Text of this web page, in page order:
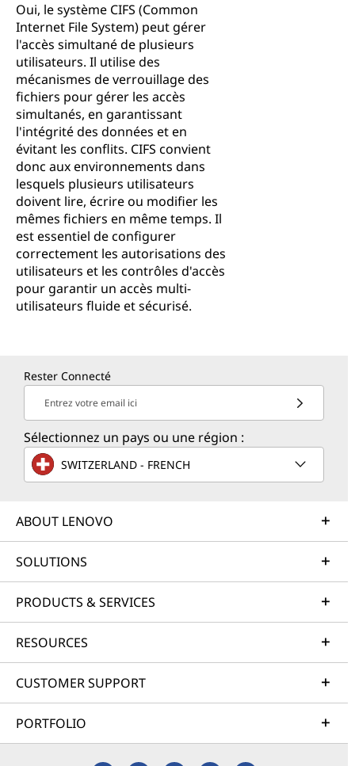
Oui, le système CIFS (Common
Internet File System) peut gérer
l'accès simultané de plusieurs
utilisateurs. Il utilise des
mécanismes de verrouillage des
fichiers pour gérer les accès
simultanés, en garantissant
l'intégrité des données et en
évitant les conflits. CIFS convient
donc aux environnements dans
lesquels plusieurs utilisateurs
doivent lire, écrire ou modifier les
mêmes fichiers en même temps. Il
est essentiel de configurer
correctement les autorisations des
utilisateurs et les contrôles d'accès
pour garantir un accès multi-
utilisateurs fluide et sécurisé.
Rester Connecté
Entrez votre email ici
Sélectionnez un pays ou une région :
SWITZERLAND - FRENCH
ABOUT LENOVO
SOLUTIONS
PRODUCTS & SERVICES
RESOURCES
CUSTOMER SUPPORT
PORTFOLIO